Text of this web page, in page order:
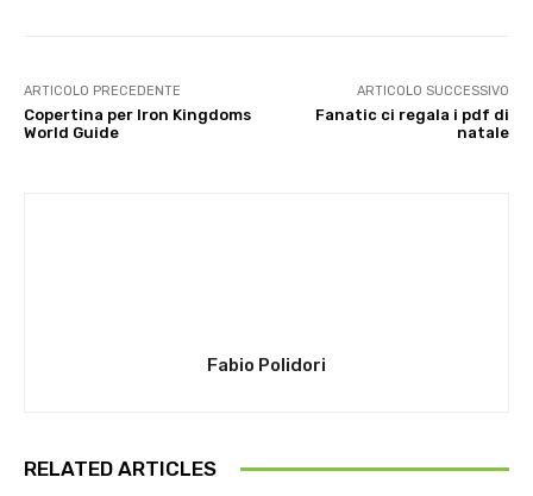
ARTICOLO PRECEDENTE
Copertina per Iron Kingdoms
World Guide
ARTICOLO SUCCESSIVO
Fanatic ci regala i pdf di
natale
Fabio Polidori
RELATED ARTICLES